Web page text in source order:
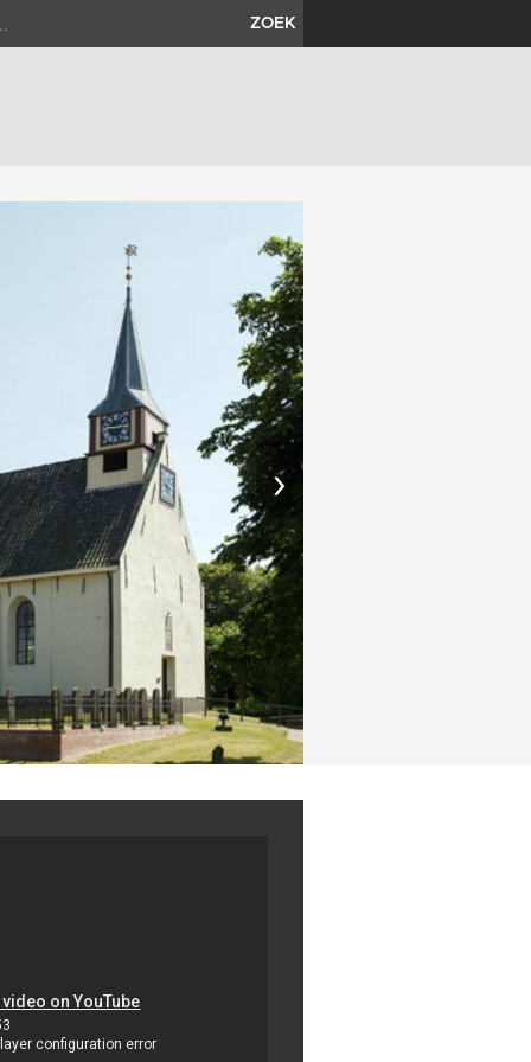
ZOEK
›